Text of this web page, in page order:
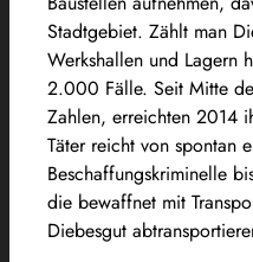
Stadtgebiet. Zählt man
Werkshallen und Lagern
2.000 Fälle. Seit Mitte
Zahlen, erreichten 2014
Täter reicht von spontan
Beschaffungskriminelle
die bewaffnet mit
Diebesgut